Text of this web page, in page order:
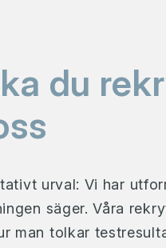
du
urval: Vi har
säger. Våra
man tolkar